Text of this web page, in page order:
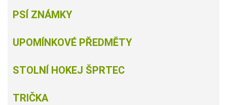
PSÍ ZNÁMKY
UPOMÍNKOVÉ PŘEDMĚTY
STOLNÍ HOKEJ ŠPRTEC
TRIČKA